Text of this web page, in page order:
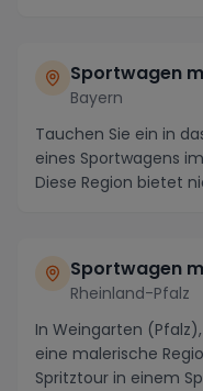
Sportwagen
Bayern
Tauchen Sie ein in
eines Sportwagens
Diese Region bietet
Sportwagen
Rheinland-Pfalz
In Weingarten
eine malerische
Spritztour in einem